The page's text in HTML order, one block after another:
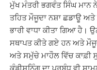
ਮੁੱਖ ਮੰਤਰੀ ਭਗਵੰਤ ਸਿੰਘ ਮਾਨ
ਤਹਿਤ ਮੌਜੂਦਾ ਨਸ਼ਾ ਛਡਾਊ ਅਤੇ
ਭਾਰੀ ਵਾਧਾ ਕੀਤਾ ਗਿਆ ਹੈ।
ਸਥਾਪਤ ਕੀਤੇ ਗਏ ਹਨ ਅਤੇ
ਅਤੇ ਸਮੁੱਚੇ ਮਾਹੌਲ ਵਿੱਚ ਕਾਫ਼ੀ
ਕੰਡੀਸ਼ਨਿੰਗ ਦਾ ਪ੍ਰਬੰਧ ਵੀ